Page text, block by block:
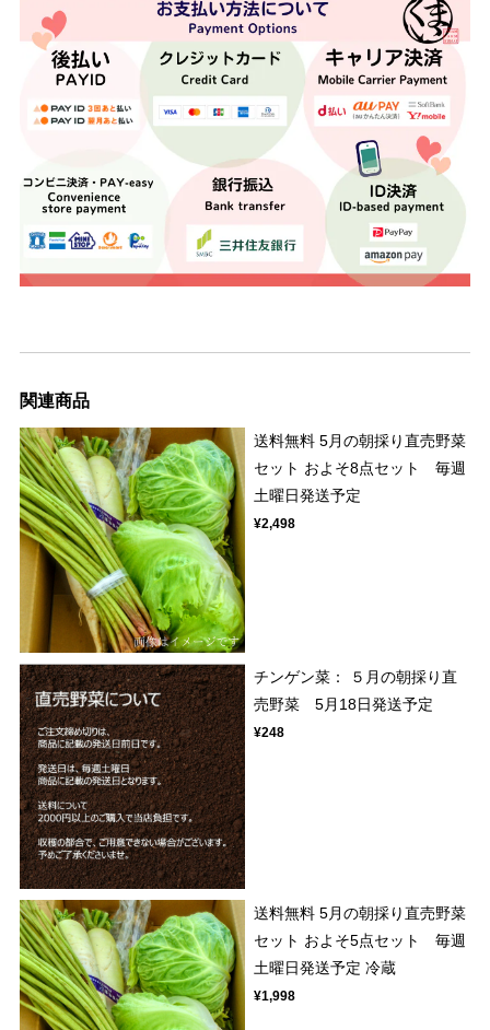
関連商品
送料無料 5月の朝採り直売野菜
セット およそ8点セット 毎週
土曜日発送予定
¥2,498
チンゲン菜： ５月の朝採り直
売野菜 5月18日発送予定
¥248
送料無料 5月の朝採り直売野菜
セット およそ5点セット 毎週
土曜日発送予定 冷蔵
¥1,998